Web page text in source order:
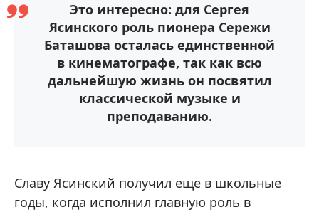
Это интересно: для Сергея
Ясинского роль пионера Сережи
Баташова осталась единственной
в кинематографе, так как всю
дальнейшую жизнь он посвятил
классической музыке и
преподаванию.
Славу Ясинский получил еще в школьные
годы, когда исполнил главную роль в